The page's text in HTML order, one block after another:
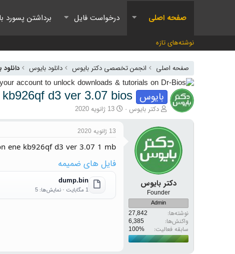
صفحه اصلی درخواست فایل برداشتن پسورد
نوشته‌های تازه
صفحه اصلی انجمن تخصصی دکتر بایوس دانلود بایوس
بایوس ene kb926qf d3 ver 3.07 bios
آغازگر گفتمان
دکتر بایوس تاریخ شروع
13 ژانویه 2020
دکتر بایوس
Founder
Admin
نوشته‌ها
27,842
واکنش‌ها
6,385
سابقه فعالیت:
13 ژانویه 2020
ene kb926qf d3 ver 3.07 1 mb
فایل های ضمیمه
dump.bin
1 مگابایت · نمایش‌ها: 5